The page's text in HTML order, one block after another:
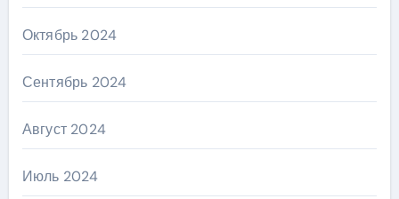
Октябрь 2024
Сентябрь 2024
Август 2024
Июль 2024